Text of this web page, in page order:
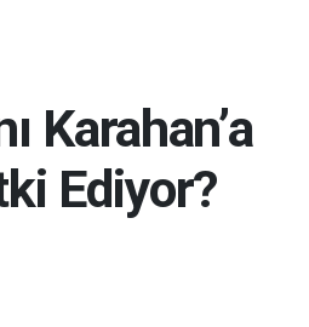
Karahan’a
Ediyor?